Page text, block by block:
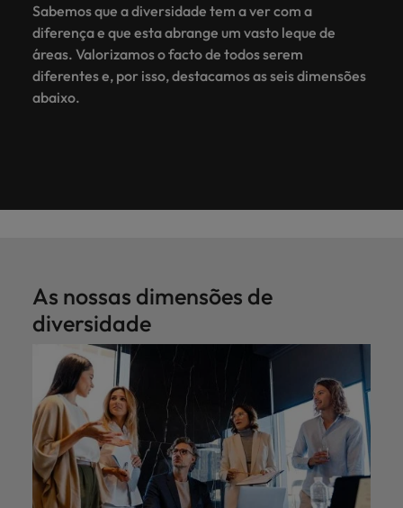
Sabemos que a diversidade tem a ver com a
diferença e que esta abrange um vasto leque de
áreas. Valorizamos o facto de todos serem
diferentes e, por isso, destacamos as seis dimensões
abaixo.
As nossas dimensões de
diversidade